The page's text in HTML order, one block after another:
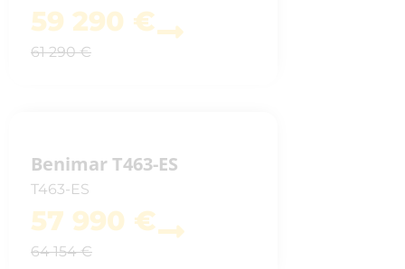
Eriba
59 290 €
61 290 €
Benimar T463-ES
T463-ES
57 990 €
64 154 €